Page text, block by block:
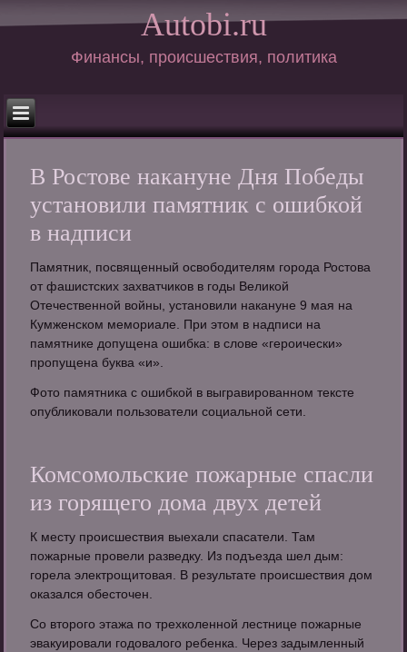
Autobi.ru
Финансы, происшествия, политика
В Ростове накануне Дня Победы
установили памятник с ошибкой
в надписи
Памятник, посвященный освободителям города Ростова
от фашистских захватчиков в годы Великой
Отечественной войны, установили накануне 9 мая на
Кумженском мемориале. При этом в надписи на
памятнике допущена ошибка: в слове «героически»
пропущена буква «и».
Фото памятника с ошибкой в выгравированном тексте
опубликовали пользователи социальной сети.
Комсомольские пожарные спасли
из горящего дома двух детей
К месту происшествия выехали спасатели. Там
пожарные провели разведку. Из подъезда шел дым:
горела электрощитовая. В результате происшествия дом
оказался обесточен.
Со второго этажа по трехколенной лестнице пожарные
эвакуировали годовалого ребенка. Через задымленный